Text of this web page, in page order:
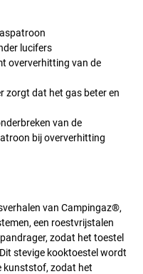
lucifers
oververhitting van de
zorgt dat het gas beter en
van de
bij oververhitting
van Campingaz®,
een roestvrijstalen
zodat het toestel
stevige kooktoestel wordt
kunststof, zodat het